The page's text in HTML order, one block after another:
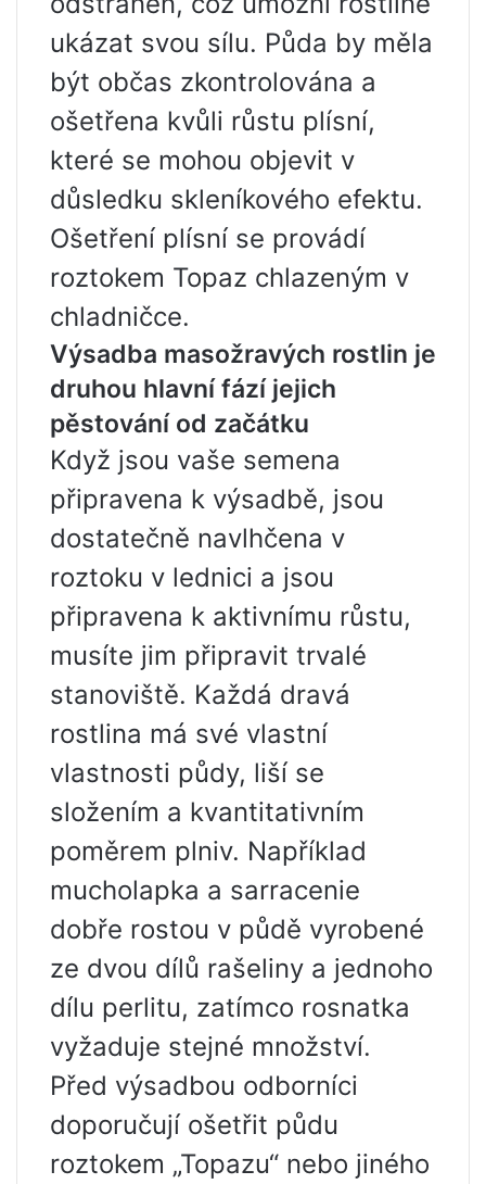
ukázat svou sílu. Půda by měla
být občas zkontrolována a
ošetřena kvůli růstu plísní,
které se mohou objevit v
důsledku skleníkového efektu.
Ošetření plísní se provádí
roztokem Topaz chlazeným v
chladničce.
Výsadba masožravých rostlin je
druhou hlavní fází jejich
pěstování od začátku
Když jsou vaše semena
připravena k výsadbě, jsou
dostatečně navlhčena v
roztoku v lednici a jsou
připravena k aktivnímu růstu,
musíte jim připravit trvalé
stanoviště. Každá dravá
rostlina má své vlastní
vlastnosti půdy, liší se
složením a kvantitativním
poměrem plniv. Například
mucholapka a sarracenie
dobře rostou v půdě vyrobené
ze dvou dílů rašeliny a jednoho
dílu perlitu, zatímco rosnatka
vyžaduje stejné množství.
Před výsadbou odborníci
doporučují ošetřit půdu
roztokem „Topazu“ nebo jiného